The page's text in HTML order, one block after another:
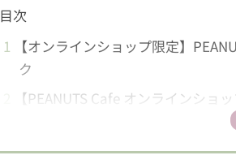
目次
1
【オンラインショップ限定】
ク
【PEANUTS Cafe オンラインショ